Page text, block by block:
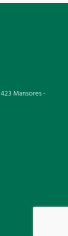
Mansores -